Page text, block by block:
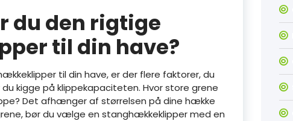
du den rigtige
til din have?
til din have, er der flere faktorer, du
kigge på klippekapaciteten. Hvor store grene
Det afhænger af størrelsen på dine hække
bør du vælge en stanghækkeklipper med en